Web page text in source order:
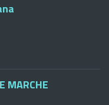
MARCHE